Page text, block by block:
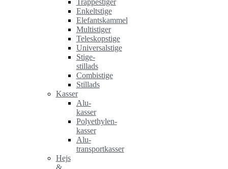
Trappestiger
Enkeltstige
Elefantskammel
Multistiger
Teleskopstige
Universalstige
Stige-
stillads
Combistige
Stillads
Kasser
Alu-
kasser
Polyethylen-
kasser
Alu-
transportkasser
Hejs